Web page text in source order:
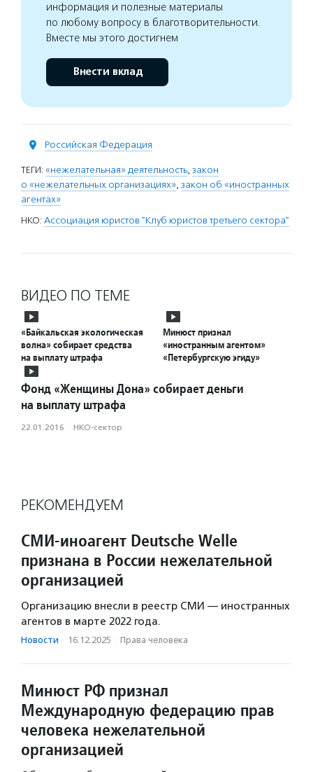
информация и полезные материалы
по любому вопросу в благотворительности.
Вместе мы этого достигнем
Внести вклад
Российская Федерация
ТЕГИ: «нежелательная» деятельность, закон
о «нежелательных организациях», закон об «иностранных
агентах»
НКО: Ассоциация юристов "Клуб юристов третьего сектора"
ВИДЕО ПО ТЕМЕ
«Байкальская экологическая
волна» собирает средства
на выплату штрафа
Минюст признал
«иностранным агентом»
«Петербургскую эгиду»
Фонд «Женщины Дона» собирает деньги
на выплату штрафа
22.01.2016 · НКО-сектор
РЕКОМЕНДУЕМ
СМИ-иноагент Deutsche Welle
признана в России нежелательной
организацией
Организацию внесли в реестр СМИ — иностранных
агентов в марте 2022 года.
Новости · 16.12.2025 · Права человека
Минюст РФ признал
Международную федерацию прав
человека нежелательной
организацией